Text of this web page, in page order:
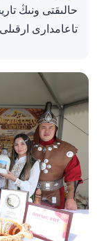
حالىقتى ونىڭ
تاعامدارى